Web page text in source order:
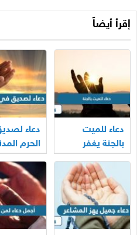
إقرأ أيضاً
دعاء للميت
بالجنة يغفر
ذنوبه ويضيء
دعاء
الحرم
والمكي